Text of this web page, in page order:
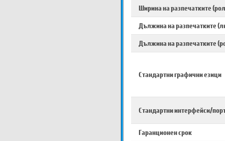
Ширина на разпечатките
Дължина на разпечатките
Дължина на разпечатките
Стандартни графични езици
Стандартни интерфейси/
Гаранционен срок